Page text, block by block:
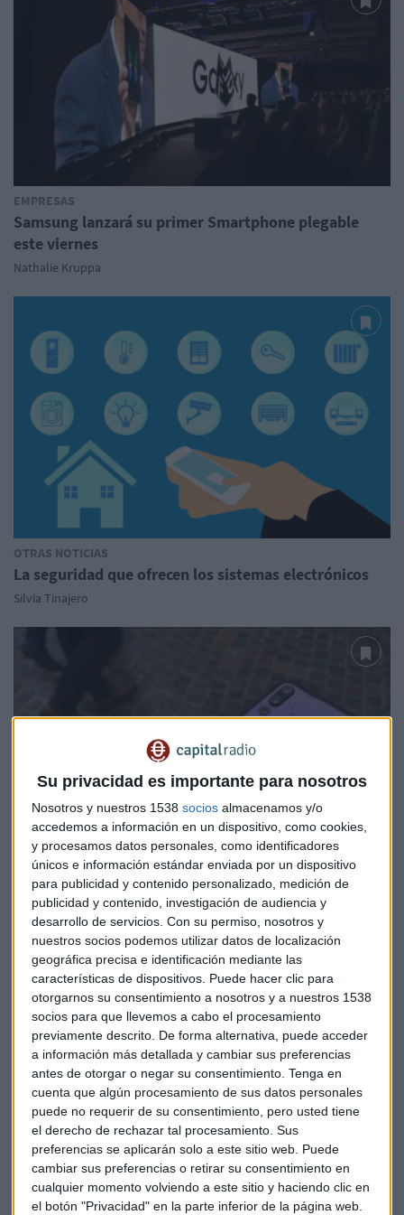
Su privacidad es importante para nosotros
Nosotros y nuestros 1538 socios almacenamos y/o
accedemos a información en un dispositivo, como cookies,
y procesamos datos personales, como identificadores
únicos e información estándar enviada por un dispositivo
para publicidad y contenido personalizado, medición de
publicidad y contenido, investigación de audiencia y
desarrollo de servicios. Con su permiso, nosotros y
nuestros socios podemos utilizar datos de localización
geográfica precisa e identificación mediante las
características de dispositivos. Puede hacer clic para
otorgarnos su consentimiento a nosotros y a nuestros 1538
socios para que llevemos a cabo el procesamiento
previamente descrito. De forma alternativa, puede acceder
a información más detallada y cambiar sus preferencias
antes de otorgar o negar su consentimiento. Tenga en
cuenta que algún procesamiento de sus datos personales
puede no requerir de su consentimiento, pero usted tiene
el derecho de rechazar tal procesamiento. Sus
preferencias se aplicarán solo a este sitio web. Puede
cambiar sus preferencias o retirar su consentimiento en
cualquier momento volviendo a este sitio y haciendo clic en
el botón "Privacidad" en la parte inferior de la página web.
EMPRESAS
Samsung lanzará su primer Smartphone plegable
este viernes
Nathalie Kruppa
OTRAS NOTICIAS
La seguridad que ofrecen los sistemas electrónicos
Silvia Tinajero
EMPRESAS
Huawei utiliza el patriotismo en la publicidad para
subir sus ventas
Silvia Tinajero